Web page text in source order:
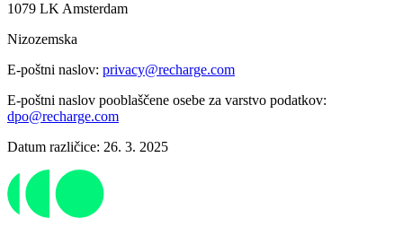
1079 LK Amsterdam
Nizozemska
E-poštni naslov: privacy@recharge.com
E-poštni naslov pooblaščene osebe za varstvo podatkov:
dpo@recharge.com
Datum različice: 26. 3. 2025